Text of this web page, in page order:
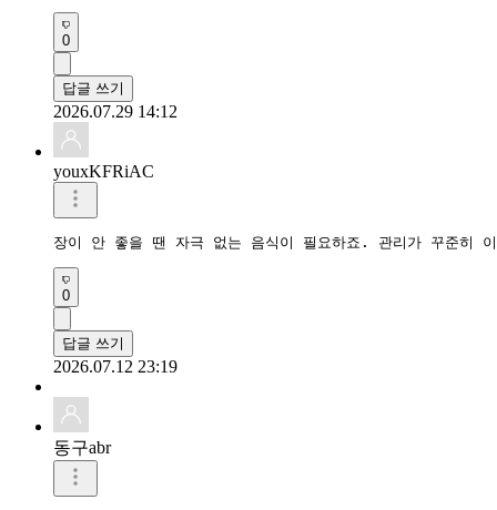
0
답글 쓰기
2026.07.29 14:12
youxKFRiAC
장이 안 좋을 땐 자극 없는 음식이 필요하죠. 관리가 꾸준히
0
답글 쓰기
2026.07.12 23:19
동구abr